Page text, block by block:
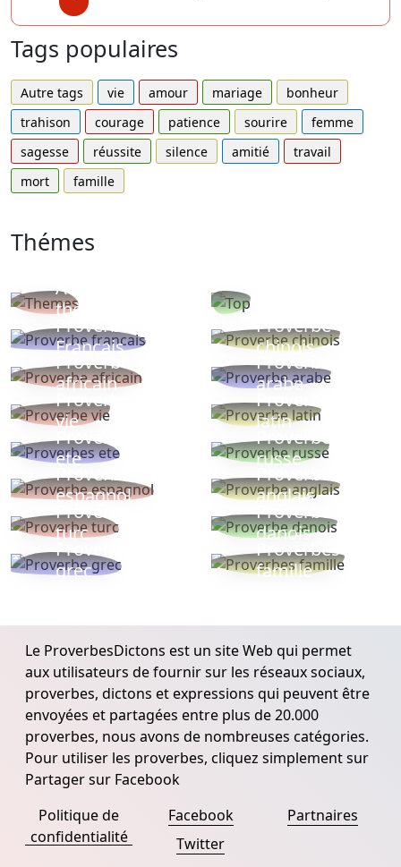
Tags populaires
Autre tags vie amour mariage
bonheur
trahison
courage patience sourire
femme
sagesse
réussite silence amitié
travail
mort
famille
Thémes
Autres
thèmes
Proverbe
Français
Proverbe
chinois
Proverbe
africain
Proverbe
arabe
Proverbe
vie
Proverbe
latin
Proverbes
ete
Proverbe
russe
Proverbe
espagnol
Proverbe
anglais
Proverbe
turc
Proverbe
danois
Proverbe
grec
Proverbes
famille
Le ProverbesDictons est un site Web qui permet
aux utilisateurs de fournir sur les réseaux sociaux,
proverbes, dictons et expressions qui peuvent être
envoyées et partagées entre plus de 20.000
proverbes, nous avons de nombreuses catégories.
Pour utiliser les proverbes, cliquez simplement sur
Partager sur Facebook
Politique de
confidentialité
Facebook
Twitter
Partnaires